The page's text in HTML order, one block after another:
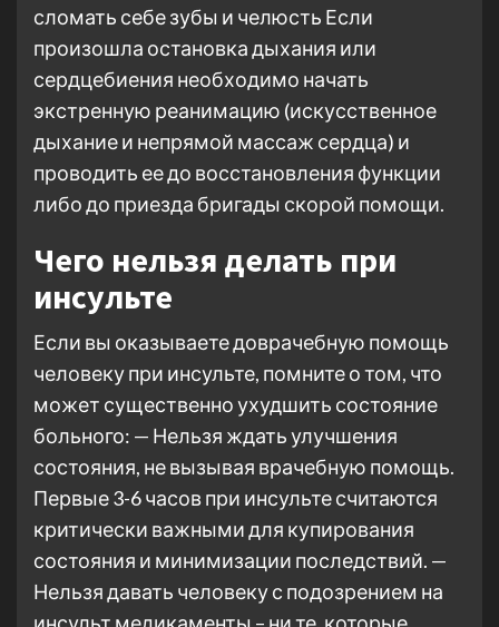
сломать себе зубы и челюсть Если
произошла остановка дыхания или
сердцебиения необходимо начать
экстренную реанимацию (искусственное
дыхание и непрямой массаж сердца) и
проводить ее до восстановления функции
либо до приезда бригады скорой помощи.
Чего нельзя делать при
инсульте
Если вы оказываете доврачебную помощь
человеку при инсульте, помните о том, что
может существенно ухудшить состояние
больного: — Нельзя ждать улучшения
состояния, не вызывая врачебную помощь.
Первые 3-6 часов при инсульте считаются
критически важными для купирования
состояния и минимизации последствий. —
Нельзя давать человеку с подозрением на